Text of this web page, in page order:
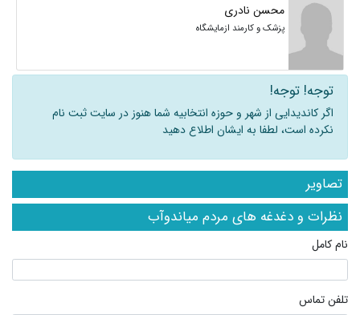
محسن نادری
پزشک و کارمند ازمایشگاه
توجه! توجه!
اگر کاندیدایی از شهر و حوزه انتخابیه شما هنوز در سایت ثبت نام
نکرده است، لطفا به ایشان اطلاع دهید
تصاویر
نظرات و دغدغه های مردم میاندوآب
نام کامل
تلفن تماس